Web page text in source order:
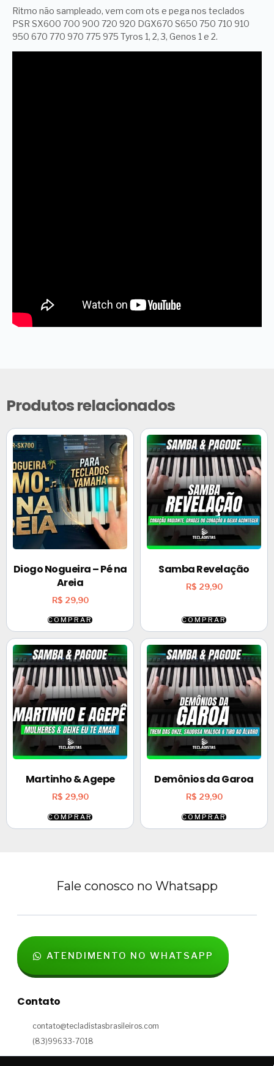
Ritmo não sampleado, vem com ots e pega nos teclados
PSR SX600 700 900 720 920 DGX670 S650 750 710 910
950 670 770 970 775 975 Tyros 1, 2, 3, Genos 1 e 2.
Produtos relacionados
Diogo Nogueira – Pé na
Areia
R$ 29,90
COMPRAR
Samba Revelação
R$ 29,90
COMPRAR
Martinho & Agepe
R$ 29,90
COMPRAR
Demônios da Garoa
R$ 29,90
COMPRAR
Fale conosco no Whatsapp
ATENDIMENTO NO WHATSAPP
Contato
contato@tecladistasbrasileiros.com
(83)99633-7018